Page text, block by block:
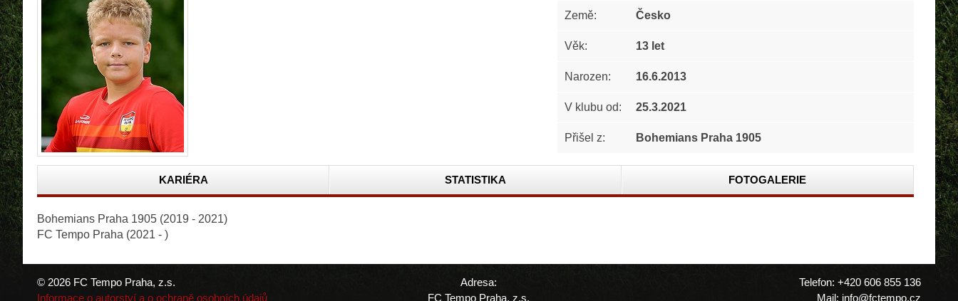
Země: Česko
Věk: 13 let
Narozen: 16.6.2013
V klubu od: 25.3.2021
Přišel z: Bohemians Praha 1905
KARIÉRA STATISTIKA FOTOGALERIE
Bohemians Praha 1905 (2019 - 2021)
FC Tempo Praha (2021 - )
© 2026 FC Tempo Praha, z.s.
Informace o autorství a o ochraně osobních údajů
Adresa:
FC Tempo Praha, z.s.
Telefon: +420 606 855 136
Mail: info@fctempo.cz